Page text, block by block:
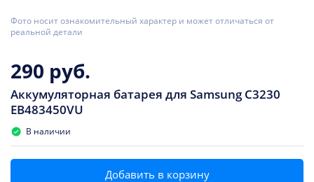
Фото носит ознакомительный характер и может отличаться от
реальной детали
290 руб.
Аккумуляторная батарея для Samsung C3230
EB483450VU
В наличии
Добавить в корзину